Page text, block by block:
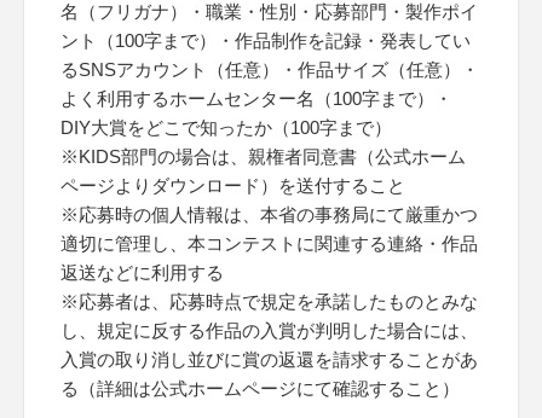
名（フリガナ）・職業・性別・応募部門・製作ポイ
ント（100字まで）・作品制作を記録・発表してい
るSNSアカウント（任意）・作品サイズ（任意）・
よく利用するホームセンター名（100字まで）・
DIY大賞をどこで知ったか（100字まで）
※KIDS部門の場合は、親権者同意書（公式ホーム
ページよりダウンロード）を送付すること
※応募時の個人情報は、本省の事務局にて厳重かつ
適切に管理し、本コンテストに関連する連絡・作品
返送などに利用する
※応募者は、応募時点で規定を承諾したものとみな
し、規定に反する作品の入賞が判明した場合には、
入賞の取り消し並びに賞の返還を請求することがあ
る（詳細は公式ホームページにて確認すること）